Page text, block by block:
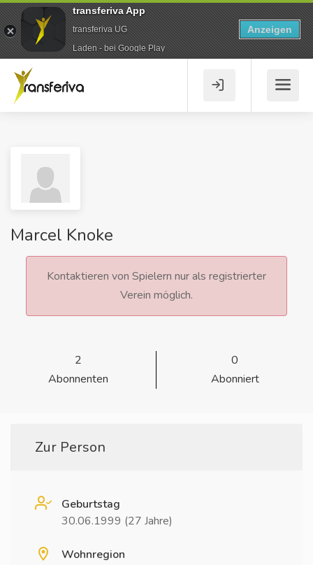
Marcel Knoke
Kontaktieren von Spielern nur als registrierter
Verein möglich.
2
Abonnenten
0
Abonniert
Zur Person
Geburtstag
30.06.1999 (27 Jahre)
Wohnregion
transferiva App
transferiva UG
Laden - bei Google Play
Anzeigen